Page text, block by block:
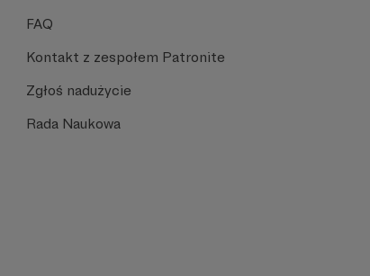
FAQ
Kontakt z zespołem Patronite
Zgłoś nadużycie
Rada Naukowa